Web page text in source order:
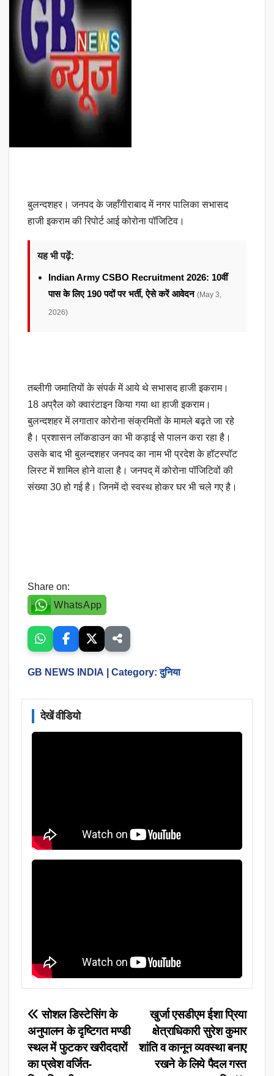
बुलन्दशहर। जनपद के जहाँगीराबाद में नगर पालिका सभासद
हाजी इकराम की रिपोर्ट आई कोरोना पॉजिटिव।
यह भी पढ़ें:
Indian Army CSBO Recruitment 2026: 10वीं
पास के लिए 190 पदों पर भर्ती, ऐसे करें आवेदन (May 3,
2026)
तब्लीगी जमातियों के संपर्क में आये थे सभासद हाजी इकराम।
18 अप्रैल को क्वारंटाइन किया गया था हाजी इकराम।
बुलन्दशहर में लगातार कोरोना संक्रमितों के मामले बढ़ते जा रहे
है। प्रशासन लॉकडाउन का भी कड़ाई से पालन करा रहा है।
उसके बाद भी बुलन्दशहर जनपद का नाम भी प्रदेश के हॉटस्पॉट
लिस्ट में शामिल होने वाला है। जनपद् में कोरोना पॉजिटिवों की
संख्या 30 हो गई है। जिनमें दो स्वस्थ होकर घर भी चले गए है।
Share on:
WhatsApp
GB NEWS INDIA | Category:दुनिया
देखें वीडियो
Post
navigation
खुर्जा एसडीएम ईशा प्रिया
क्षेत्राधिकारी सुरेश कुमार
शांति व कानून व्यवस्था बनाए
रखने के लिये पैदल गस्त
सोशल डिस्टेसिंग के
अनुपालन के दृष्टिगत मण्डी
स्थल में फुटकर खरीददारों
का प्रवेश वर्जित-